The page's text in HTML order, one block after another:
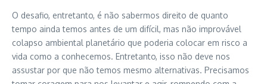
O desafio, entretanto, é não sabermos direito de quanto
tempo ainda temos antes de um difícil, mas não improvável
colapso ambiental planetário que poderia colocar em risco a
vida como a conhecemos. Entretanto, isso não deve nos
assustar por que não temos mesmo alternativas. Precisamos